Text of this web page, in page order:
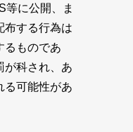
等に公開、ま
布する行為は
るものであ
が科され、あ
る可能性があ